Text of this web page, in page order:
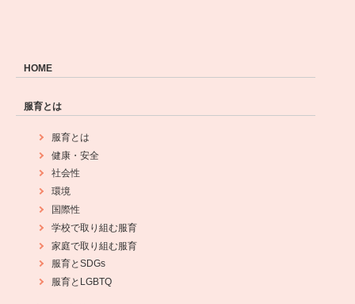
HOME
服育とは
服育とは
健康・安全
社会性
環境
国際性
学校で取り組む服育
家庭で取り組む服育
服育とSDGs
服育とLGBTQ